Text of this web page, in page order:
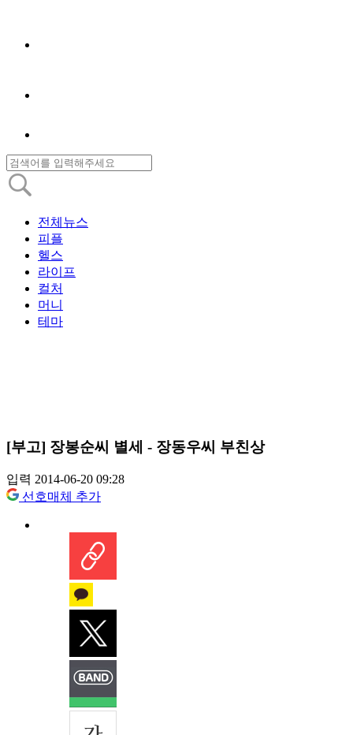
전체뉴스
피플
헬스
라이프
컬처
머니
테마
[부고] 장봉순씨 별세 - 장동우씨 부친상
입력 2014-06-20 09:28
선호매체 추가